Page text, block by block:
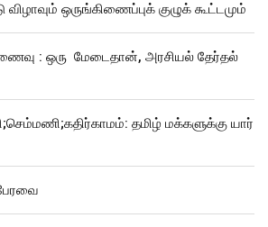
விழாவும் ஒருங்கிணைப்புக் குழுக் கூட்டமும்
: ஒரு மேடைதான், அரசியல் தேர்தல்
தமிழ் மக்களுக்கு யார்